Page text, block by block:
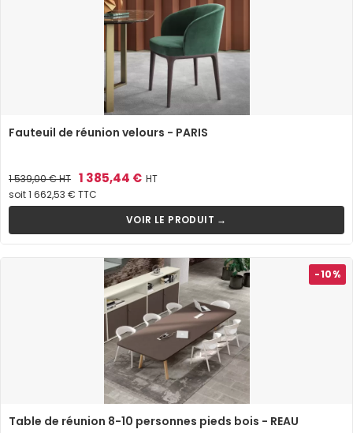
Fauteuil de réunion velours - PARIS
Prix
de
base
1 539,00 €HT Prix
1 385,44 € HT
soit 1 662,53 € TTC
VOIR LE PRODUIT →
-10%
Table de réunion 8-10 personnes pieds bois - REAU